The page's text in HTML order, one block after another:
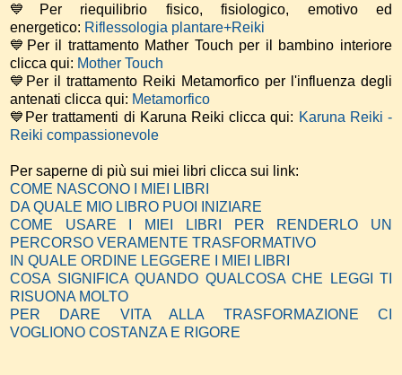
💙Per riequilibrio fisico, fisiologico, emotivo ed
energetico: Riflessologia plantare+Reiki
💙Per il trattamento Mather Touch per il bambino interiore
clicca qui: Mother Touch
💙Per il trattamento Reiki Metamorfico per l'influenza degli
antenati clicca qui: Metamorfico
💙Per trattamenti di Karuna Reiki clicca qui: Karuna Reiki -
Reiki compassionevole
Per saperne di più sui miei libri clicca sui link:
COME NASCONO I MIEI LIBRI
DA QUALE MIO LIBRO PUOI INIZIARE
COME USARE I MIEI LIBRI PER RENDERLO UN
PERCORSO VERAMENTE TRASFORMATIVO
IN QUALE ORDINE LEGGERE I MIEI LIBRI
COSA SIGNIFICA QUANDO QUALCOSA CHE LEGGI TI
RISUONA MOLTO
PER DARE VITA ALLA TRASFORMAZIONE CI
VOGLIONO COSTANZA E RIGORE